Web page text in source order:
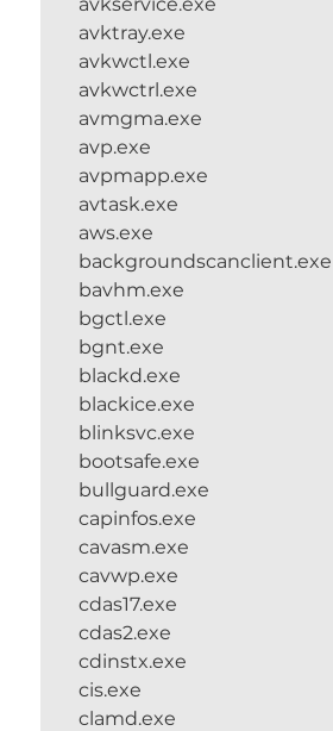
avktray.exe
avkwctl.exe
avkwctrl.exe
avmgma.exe
avp.exe
avpmapp.exe
avtask.exe
aws.exe
backgroundscanclient.exe
bavhm.exe
bgctl.exe
bgnt.exe
blackd.exe
blackice.exe
blinksvc.exe
bootsafe.exe
bullguard.exe
capinfos.exe
cavasm.exe
cavwp.exe
cdas17.exe
cdas2.exe
cdinstx.exe
cis.exe
clamd.exe